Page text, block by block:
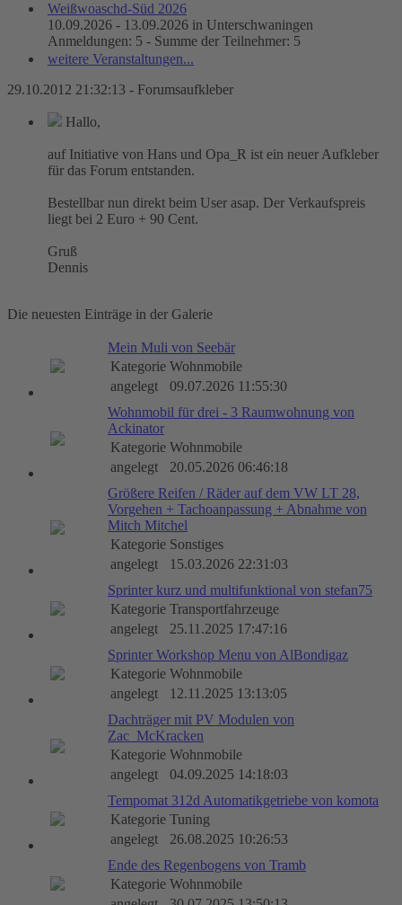
Weißwoaschd-Süd 2026
10.09.2026 - 13.09.2026 in Unterschwaningen
Anmeldungen: 5 - Summe der Teilnehmer: 5
weitere Veranstaltungen...
29.10.2012 21:32:13 - Forumsaufkleber
Hallo,
auf Initiative von Hans und Opa_R ist ein neuer Aufkleber
für das Forum entstanden.
Bestellbar nun direkt beim User asap. Der Verkaufspreis
liegt bei 2 Euro + 90 Cent.
Gruß
Dennis
Die neuesten Einträge in der Galerie
Mein Muli von Seebär
Kategorie Wohnmobile
angelegt
09.07.2026 11:55:30
Wohnmobil für drei - 3 Raumwohnung von
Ackinator
Kategorie Wohnmobile
angelegt
20.05.2026 06:46:18
Größere Reifen / Räder auf dem VW LT 28,
Vorgehen + Tachoanpassung + Abnahme von
Mitch Mitchel
Kategorie Sonstiges
angelegt
15.03.2026 22:31:03
Sprinter kurz und multifunktional von stefan75
Kategorie Transportfahrzeuge
angelegt
25.11.2025 17:47:16
Sprinter Workshop Menu von AlBondigaz
Kategorie Wohnmobile
angelegt
12.11.2025 13:13:05
Dachträger mit PV Modulen von
Zac_McKracken
Kategorie Wohnmobile
angelegt
04.09.2025 14:18:03
Tempomat 312d Automatikgetriebe von komota
Kategorie Tuning
angelegt
26.08.2025 10:26:53
Ende des Regenbogens von Tramb
Kategorie Wohnmobile